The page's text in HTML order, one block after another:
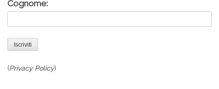
Cognome:
(Privacy Policy)